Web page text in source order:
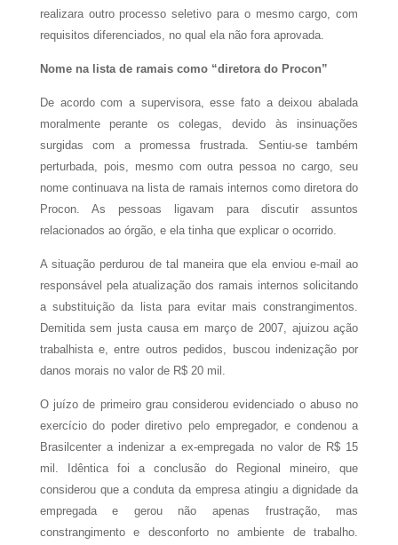
realizara outro processo seletivo para o mesmo cargo, com
requisitos diferenciados, no qual ela não fora aprovada.
Nome na lista de ramais como “diretora do Procon”
De acordo com a supervisora, esse fato a deixou abalada
moralmente perante os colegas, devido às insinuações
surgidas com a promessa frustrada. Sentiu-se também
perturbada, pois, mesmo com outra pessoa no cargo, seu
nome continuava na lista de ramais internos como diretora do
Procon. As pessoas ligavam para discutir assuntos
relacionados ao órgão, e ela tinha que explicar o ocorrido.
A situação perdurou de tal maneira que ela enviou e-mail ao
responsável pela atualização dos ramais internos solicitando
a substituição da lista para evitar mais constrangimentos.
Demitida sem justa causa em março de 2007, ajuizou ação
trabalhista e, entre outros pedidos, buscou indenização por
danos morais no valor de R$ 20 mil.
O juízo de primeiro grau considerou evidenciado o abuso no
exercício do poder diretivo pelo empregador, e condenou a
Brasilcenter a indenizar a ex-empregada no valor de R$ 15
mil. Idêntica foi a conclusão do Regional mineiro, que
considerou que a conduta da empresa atingiu a dignidade da
empregada e gerou não apenas frustração, mas
constrangimento e desconforto no ambiente de trabalho.